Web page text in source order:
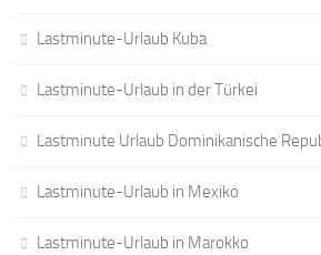
Lastminute-Urlaub Kuba
Lastminute-Urlaub in der Türkei
Lastminute Urlaub Dominikanische
Lastminute-Urlaub in Mexiko
Lastminute-Urlaub in Marokko